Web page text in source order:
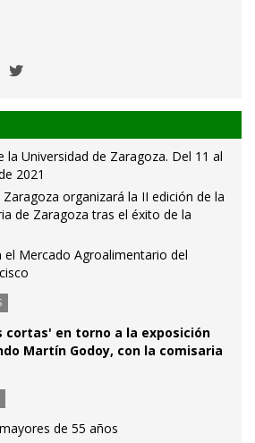
la Universidad de Zaragoza. Del 11 al
2021
organizará la II edición de la
de Zaragoza tras el éxito de la
el Mercado Agroalimentario del
cortas' en torno a la exposición
Martín Godoy, con la comisaria
de 55 años